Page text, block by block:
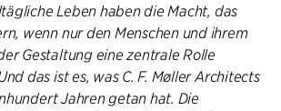
Leben haben die Macht, das
wenn nur den Menschen und ihrem
Gestaltung eine zentrale Rolle
das ist es, was C. F. Møller Architects
Jahren getan hat. Die